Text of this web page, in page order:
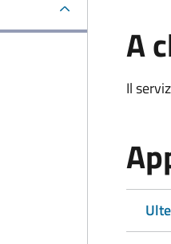
A
Il